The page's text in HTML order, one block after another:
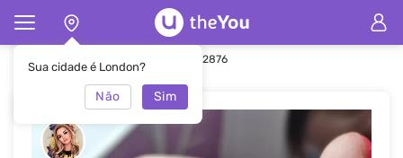
Sua cidade é London?
Não Sim
Principal Manicure Manicure #52876